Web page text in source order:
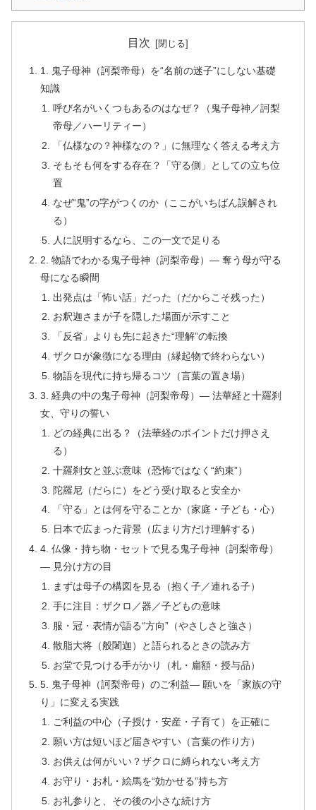
目次
1. 鬼子母神（訶梨帝母）を“名前の迷子”にしない基礎
知識
呼び名がいくつもあるのはなぜ？（鬼子母神／訶梨
帝母／ハーリティー）
「仏様なの？神様なの？」に無理なく答える考え方
そもそも何をする存在？「守る側」としての立ち位
置
なぜ“鬼”の字がつくのか（ここがいちばん誤解され
る）
人に説明するなら、この一文で足りる
2. 物語でわかる鬼子母神（訶梨帝母）— 奪う母が守る
母になる瞬間
出発点は「怖い話」だった（だからこそ残った）
お釈迦さまが子を隠した場面が示すこと
「反省」よりも先に起きた“理解”の転換
ザクロが象徴になる理由（縁起物で終わらない）
物語を現代に持ち帰るコツ（言葉の置き場）
3. 経典の中の鬼子母神（訶梨帝母）— 法華経と十羅刹
女、守りの誓い
どの経典に出る？（法華経のポイントだけ押さえ
る）
十羅刹女と並ぶ意味（恐怖ではなく“約束”）
陀羅尼（だらに）をどう受け取ると安全か
「守る」とは何を守ることか（家庭・子ども・心）
日本で広まった背景（広まり方だけ理解する）
4. 仏像・持ち物・セットで見る鬼子母神（訶梨帝母）
— 見分け方の目
まずは母子の構図を見る（抱く子／連れる子）
手に注目：ザクロ／器／子どもの意味
服・冠・表情が語る“方向”（やさしさと強さ）
散脂大将（般闍迦）と語られるときの読み方
お堂で見つける手がかり（札・扁額・授与品）
5. 鬼子母神（訶梨帝母）のご利益— 願いを「家族の守
り」に変える実践
ご利益の中心（子授け・安産・子育て）を正確に
願い方は短いほど届きやすい（言葉の作り方）
お供えは何がいい？ザクロに縛られない考え方
お守り・お札・絵馬を“効かせる”持ち方
お礼参りと、その後の小さな続け方